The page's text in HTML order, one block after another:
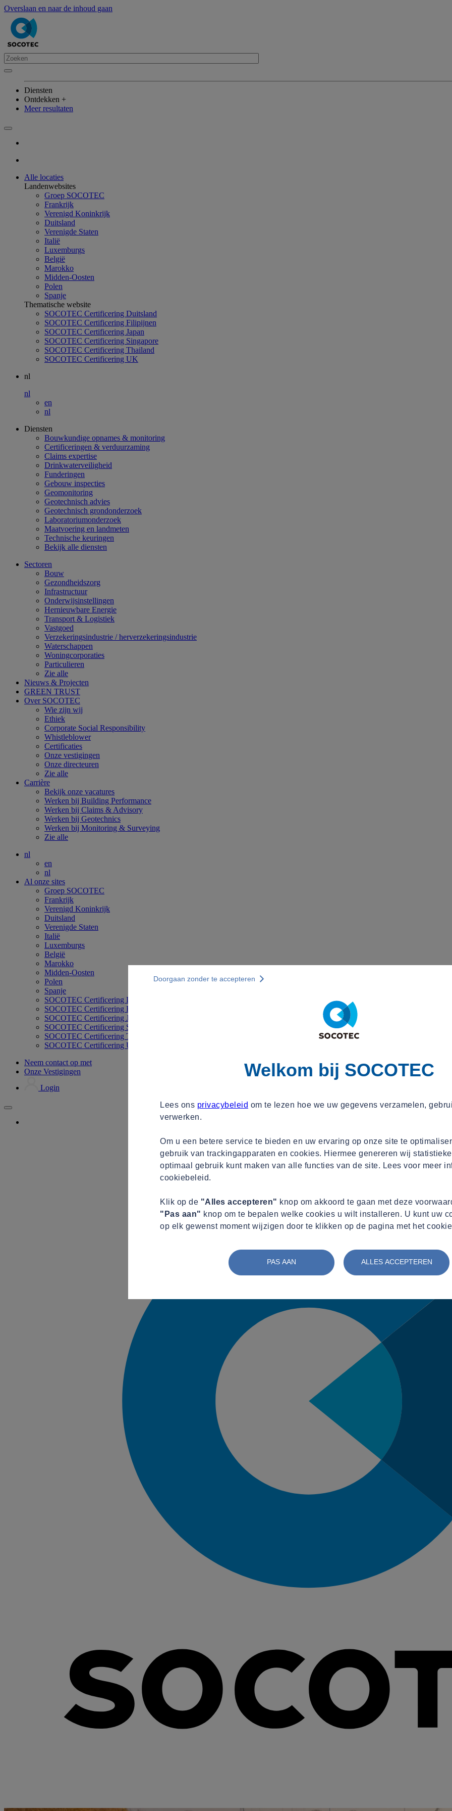
Overslaan en naar de inhoud gaan
Diensten
Ontdekken +
Meer resultaten
Alle locaties
Landenwebsites
Groep SOCOTEC
Frankrijk
Verenigd Koninkrijk
Duitsland
Verenigde Staten
Italië
Luxemburgs
België
Marokko
Midden-Oosten
Polen
Spanje
Thematische website
SOCOTEC Certificering Duitsland
SOCOTEC Certificering Filipijnen
SOCOTEC Certificering Japan
SOCOTEC Certificering Singapore
SOCOTEC Certificering Thailand
SOCOTEC Certificering UK
nl
nl
en
nl
Diensten
Bouwkundige opnames & monitoring
Certificeringen & verduurzaming
Claims expertise
Drinkwaterveiligheid
Funderingen
Gebouw inspecties
Geomonitoring
Geotechnisch advies
Geotechnisch grondonderzoek
Laboratoriumonderzoek
Maatvoering en landmeten
Technische keuringen
Bekijk alle diensten
Sectoren
Bouw
Gezondheidszorg
Infrastructuur
Onderwijsinstellingen
Hernieuwbare Energie
Transport & Logistiek
Vastgoed
Verzekeringsindustrie / herverzekeringsindustrie
Waterschappen
Woningcorporaties
Particulieren
Zie alle
Nieuws & Projecten
GREEN TRUST
Over SOCOTEC
Wie zijn wij
Ethiek
Corporate Social Responsibility
Whistleblower
Certificaties
Onze vestigingen
Onze directeuren
Zie alle
Carrière
Bekijk onze vacatures
Werken bij Building Performance
Werken bij Claims & Advisory
Werken bij Geotechnics
Werken bij Monitoring & Surveying
Zie alle
nl
en
nl
Al onze sites
Groep SOCOTEC
Frankrijk
Verenigd Koninkrijk
Duitsland
Verenigde Staten
Italië
Luxemburgs
België
Marokko
Midden-Oosten
Polen
Spanje
SOCOTEC Certificering Duitsland
SOCOTEC Certificering Filipijnen
SOCOTEC Certificering Japan
SOCOTEC Certificering Singapore
SOCOTEC Certificering Thailand
SOCOTEC Certificering UK
Neem contact op met
Onze Vestigingen
Login
Welkom bij SOCOTEC
Lees ons privacybeleid om te lezen hoe we uw gegevens verzamelen,
verwerken.
Om u een betere service te bieden en uw ervaring op onze site te
gebruik van trackingapparaten en cookies. Hiermee genereren wij
optimaal gebruik kunt maken van alle functies van de site. Lees voor meer
cookiebeleid.
Klik op de "Alles accepteren" knop om akkoord te gaan met deze
"Pas aan" knop om te bepalen welke cookies u wilt installeren. U kunt uw
op elk gewenst moment wijzigen door te klikken op de pagina met het
PAS AAN ALLES ACCEPTEREN
Doorgaan zonder te accepteren